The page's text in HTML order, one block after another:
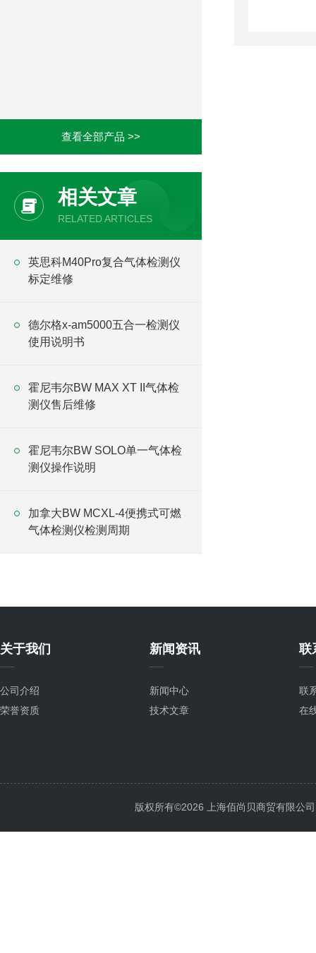
查看全部产品 >>
相关文章
RELATED ARTICLES
英思科M40Pro复合气体检测仪
标定维修
德尔格x-am5000五合一检测仪
使用说明书
霍尼韦尔BW MAX XT II气体检
测仪售后维修
霍尼韦尔BW SOLO单一气体检
测仪操作说明
加拿大BW MCXL-4便携式可燃
气体检测仪检测周期
关于我们
公司介绍
荣誉资质
新闻资讯
新闻中心
技术文章
联
联
在
版权所有©2026 上海佰尚贝商贸有限公